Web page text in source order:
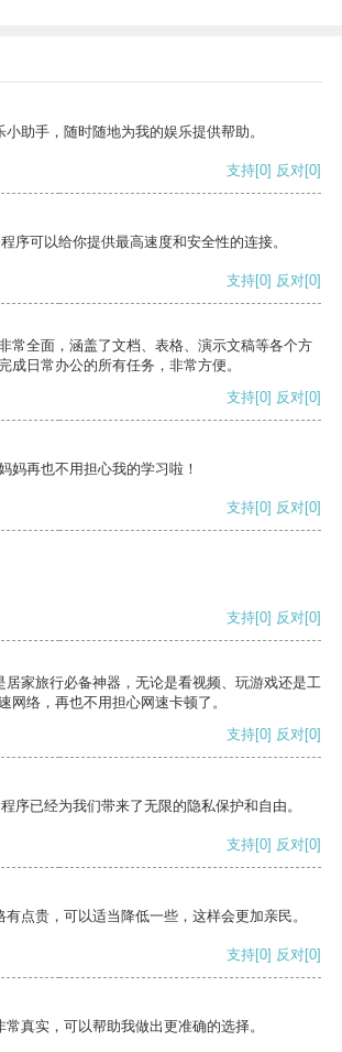
助手，随时随地为我的娱乐提供帮助。
支持[0] 反对[0]
序可以给你提供最高速度和安全性的连接。
支持[0] 反对[0]
常全面，涵盖了文档、表格、演示文稿等各个方
成日常办公的所有任务，非常方便。
支持[0] 反对[0]
妈再也不用担心我的学习啦！
支持[0] 反对[0]
支持[0] 反对[0]
居家旅行必备神器，无论是看视频、玩游戏还是工
网络，再也不用担心网速卡顿了。
支持[0] 反对[0]
序已经为我们带来了无限的隐私保护和自由。
支持[0] 反对[0]
点贵，可以适当降低一些，这样会更加亲民。
支持[0] 反对[0]
真实，可以帮助我做出更准确的选择。